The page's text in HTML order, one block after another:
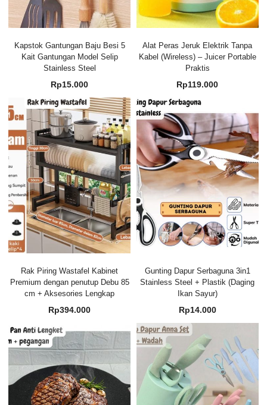
Kapstok Gantungan Baju Besi 5
Kait Gantungan Model Selip
Stainless Steel
Rp15.000
Alat Peras Jeruk Elektrik Tanpa
Kabel (Wireless) – Juicer Portable
Praktis
Rp119.000
Rak Piring Wastafel Kabinet
Premium dengan penutup Debu 85
cm + Aksesories Lengkap
Rp394.000
Gunting Dapur Serbaguna 3in1
Stainless Steel + Plastik (Daging
Ikan Sayur)
Rp14.000